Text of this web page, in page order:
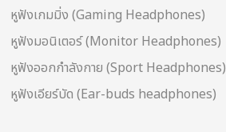
หูฟังเกมมิ่ง (Gaming Headphones)
หูฟังมอนิเตอร์ (Monitor Headphones)
หูฟังออกกำลังกาย (Sport Headphones)
หูฟังเอียร์บัด (Ear-buds headphones)